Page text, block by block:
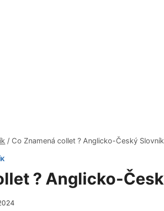
/ Co Znamená collet ? Anglicko-Český Slovník
? Anglicko-